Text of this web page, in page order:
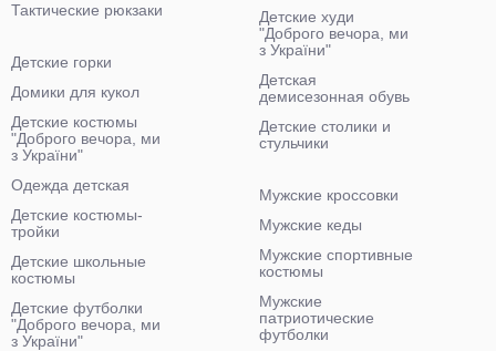
Тактические рюкзаки
Детские худи
"Доброго вечора, ми
з України"
Детская
демисезонная обувь
Детские столики и
стульчики
Детские горки
Домики для кукол
Детские костюмы
"Доброго вечора, ми
з України"
Одежда детская
Детские костюмы-
тройки
Детские школьные
костюмы
Детские футболки
"Доброго вечора, ми
з України"
Мужские кроссовки
Мужские кеды
Мужские спортивные
костюмы
Мужские
патриотические
футболки